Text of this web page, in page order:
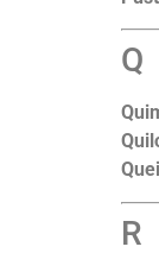
Q
R